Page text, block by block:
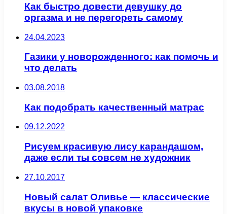
Как быстро довести девушку до
оргазма и не перегореть самому
24.04.2023
Газики у новорожденного: как помочь и
что делать
03.08.2018
Как подобрать качественный матрас
09.12.2022
Рисуем красивую лису карандашом,
даже если ты совсем не художник
27.10.2017
Новый салат Оливье — классические
вкусы в новой упаковке